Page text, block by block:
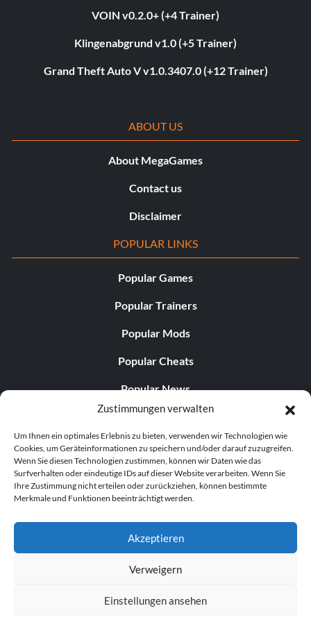
Zustimmungen verwalten
Um Ihnen ein optimales Erlebnis zu bieten, verwenden wir Technologien wie
Cookies, um Geräteinformationen zu speichern und/oder darauf zuzugreifen.
Wenn Sie diesen Technologien zustimmen, können wir Daten wie das
Surfverhalten oder eindeutige IDs auf dieser Website verarbeiten. Wenn Sie
Ihre Zustimmung nicht erteilen oder zurückziehen, können bestimmte
Merkmale und Funktionen beeinträchtigt werden.
Akzeptieren
Verweigern
Einstellungen ansehen
VOIN v0.2.0+ (+4 Trainer)
Klingenabgrund v1.0 (+5 Trainer)
Grand Theft Auto V v1.0.3407.0 (+12 Trainer)
ABOUT US
About MegaGames
Contact us
Disclaimer
POPULAR LINKS
Popular Games
Popular Trainers
Popular Mods
Popular Cheats
Popular News
Popular Editorials
Popular Free Games
LATEST UPDATES
© 1998–2026 MegaGames.com All rights reserved